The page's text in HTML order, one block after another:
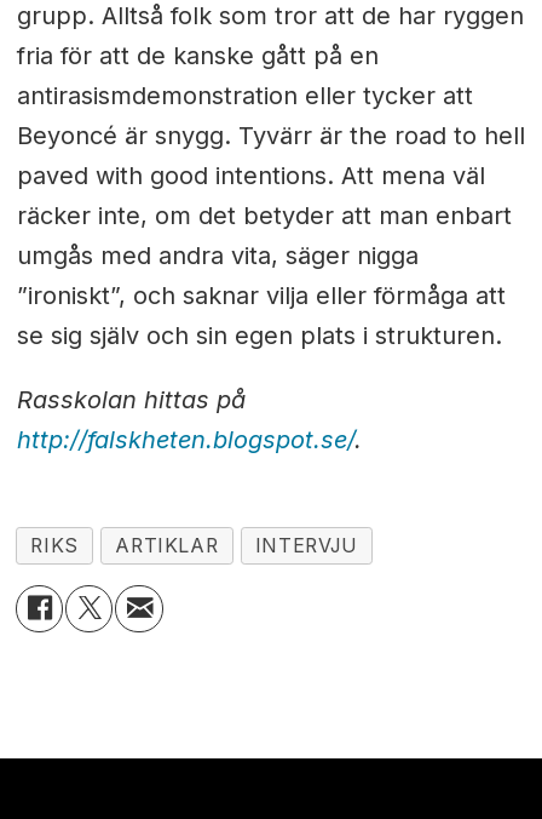
grupp. Alltså folk som tror att de har ryggen
fria för att de kanske gått på en
antirasismdemonstration eller tycker att
Beyoncé är snygg. Tyvärr är the road to hell
paved with good intentions. Att mena väl
räcker inte, om det betyder att man enbart
umgås med andra vita, säger nigga
”ironiskt”, och saknar vilja eller förmåga att
se sig själv och sin egen plats i strukturen.
Rasskolan hittas på
http://falskheten.blogspot.se/.
RIKS ARTIKLAR INTERVJU